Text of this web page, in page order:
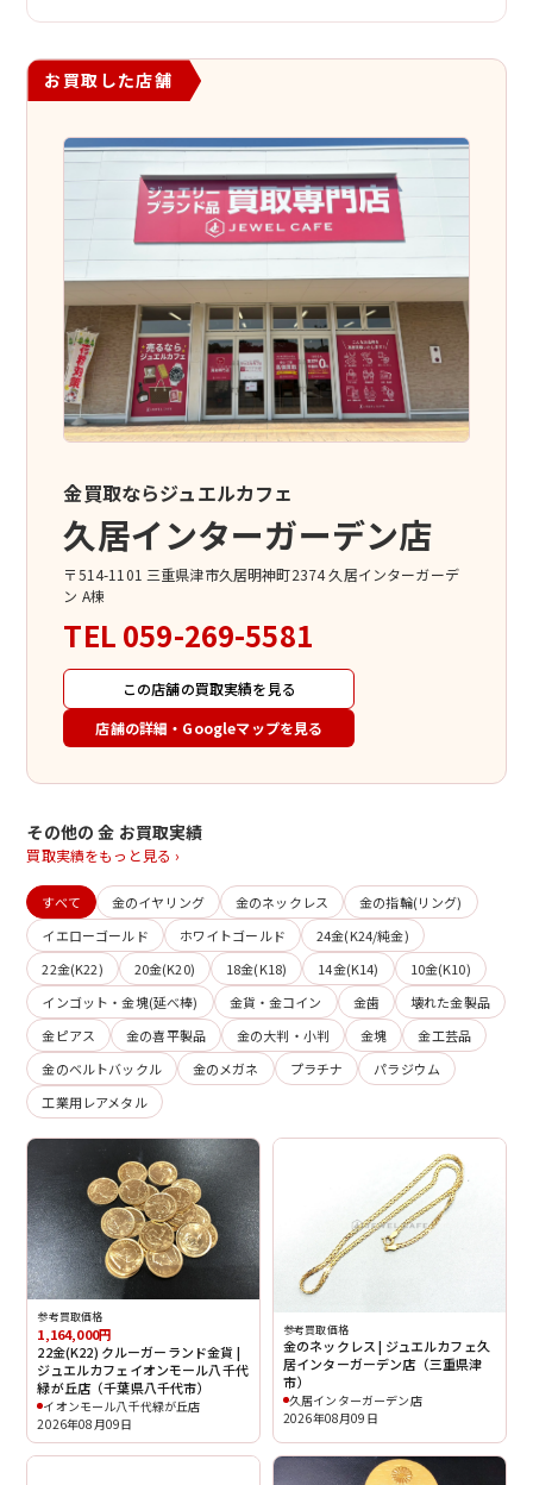
お買取した店舗
金買取ならジュエルカフェ
久居インターガーデン店
〒514-1101 三重県津市久居明神町2374 久居インターガーデ
ン A棟
TEL 059-269-5581
この店舗の買取実績を見る
店舗の詳細・Googleマップを見る
その他の 金 お買取実績
買取実績をもっと見る ›
すべて 金のイヤリング 金のネックレス
金の指輪(リング)
イエローゴールド
ホワイトゴールド
24金(K24/純金)
22金(K22)
20金(K20) 18金(K18) 14金(K14)
10金(K10)
インゴット・金塊(延べ棒)
金貨・金コイン 金歯
壊れた金製品
金ピアス
金の喜平製品 金の大判・小判 金塊
金工芸品
金のベルトバックル
金のメガネ プラチナ
パラジウム
工業用レアメタル
参考買取価格
1,164,000円
22金(K22) クルーガーランド金貨 |
ジュエルカフェイオンモール八千代
緑が丘店（千葉県八千代市）
イオンモール八千代緑が丘店
2026年08月09日
参考買取価格
金のネックレス | ジュエルカフェ久
居インターガーデン店（三重県津
市）
久居インターガーデン店
2026年08月09日